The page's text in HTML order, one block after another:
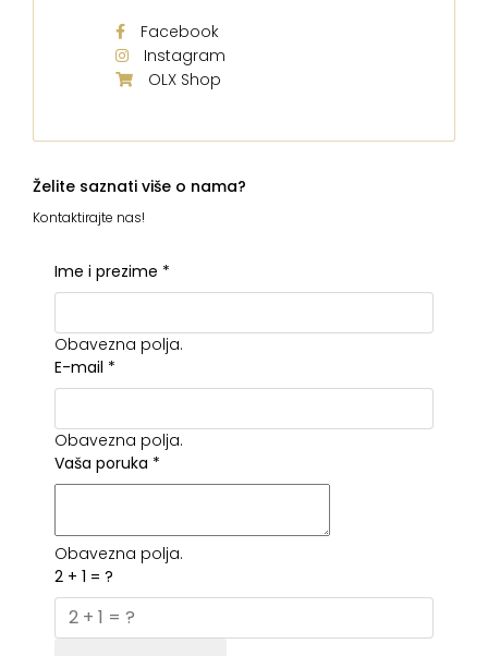
Facebook
Instagram
OLX Shop
Želite saznati više o nama?
Kontaktirajte nas!
Ime i prezime *
Obavezna polja.
E-mail *
Obavezna polja.
Vaša poruka *
Obavezna polja.
2 + 1 = ?